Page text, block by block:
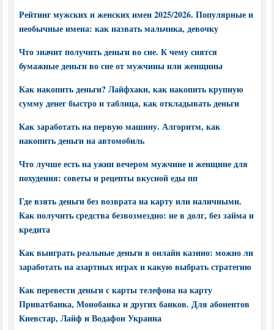
Рейтинг мужских и женских имен 2025/2026. Популярные и
необычные имена: как назвать мальчика, девочку
Что значит получить деньги во сне. К чему снятся
бумажные деньги во сне от мужчины или женщины
Как накопить деньги? Лайфхаки, как накопить крупную
сумму денег быстро и таблица, как откладывать деньги
Как заработать на первую машину. Алгоритм, как
накопить деньги на автомобиль
Что лучше есть на ужин вечером мужчине и женщине для
похудения: советы и рецепты вкусной еды пп
Где взять деньги без возврата на карту или наличными.
Как получить средства безвозмездно: не в долг, без займа и
кредита
Как выиграть реальные деньги в онлайн казино: можно ли
заработать на азартных играх и какую выбрать стратегию
Как перевести деньги с карты телефона на карту
Приватбанка, Монобанка и других банков. Для абонентов
Киевстар, Лайф и Водафон Украина